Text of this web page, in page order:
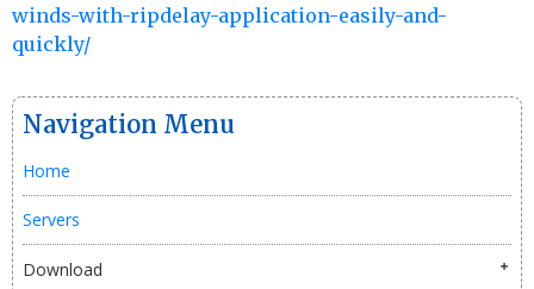
winds-with-ripdelay-application-easily-and-
quickly/
Navigation Menu
Home
Servers
Download